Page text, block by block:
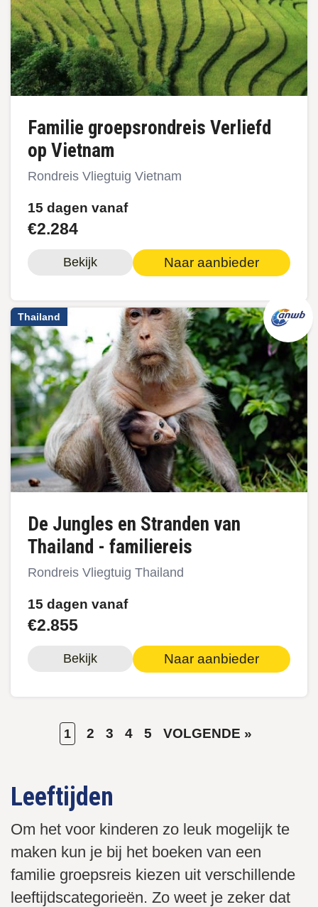
Familie groepsrondreis Verliefd
op Vietnam
Rondreis Vliegtuig Vietnam
15 dagen vanaf
€2.284
Bekijk Naar aanbieder
Thailand
De Jungles en Stranden van
Thailand - familiereis
Rondreis Vliegtuig Thailand
15 dagen vanaf
€2.855
Bekijk Naar aanbieder
Paginering
HUIDIGE
PAGINA
1 PAGE
2 PAGE
3 PAGE
4 PAGE
5
VOLGENDE
VOLGENDE »
Leeftijden
Om het voor kinderen zo leuk mogelijk te
maken kun je bij het boeken van een
familie groepsreis kiezen uit verschillende
leeftijdscategorieën. Zo weet je zeker dat